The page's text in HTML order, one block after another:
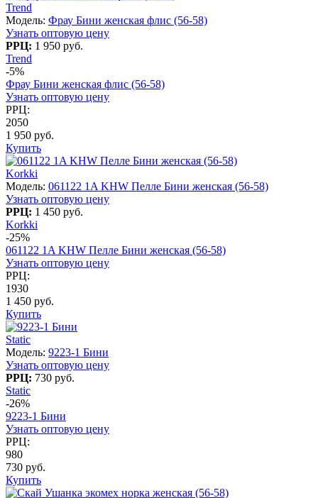
Trend
Модель: Фрау Бини женская флис (56-58)
Узнать оптовую цену
РРЦ: 1 950 руб.
Trend
-5%
Фрау Бини женская флис (56-58)
Узнать оптовую цену
РРЦ:
2050
1 950 руб.
Купить
Korkki
Модель: 061122 1A KHW Пелле Бини женская (56-58)
Узнать оптовую цену
РРЦ: 1 450 руб.
Korkki
-25%
061122 1A KHW Пелле Бини женская (56-58)
Узнать оптовую цену
РРЦ:
1930
1 450 руб.
Купить
Static
Модель: 9223-1 Бини
Узнать оптовую цену
РРЦ: 730 руб.
Static
-26%
9223-1 Бини
Узнать оптовую цену
РРЦ:
980
730 руб.
Купить